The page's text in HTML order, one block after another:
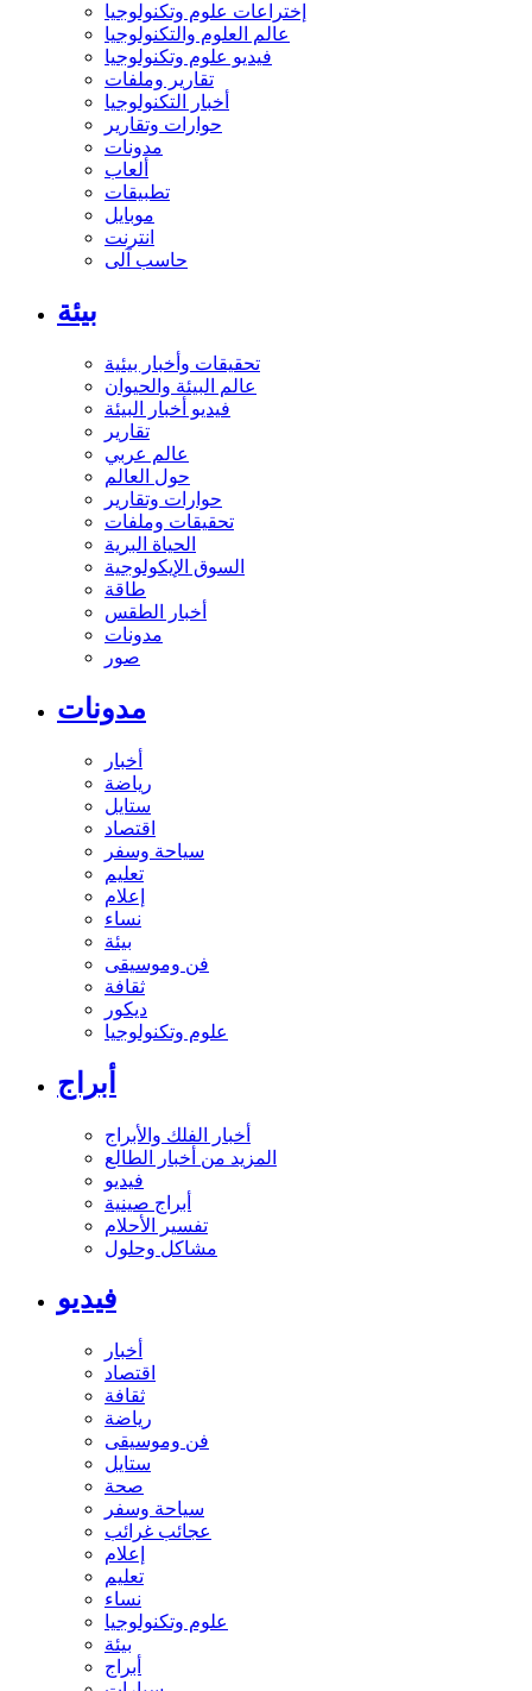
إختراعات علوم وتكنولوجيا
عالم العلوم والتكنولوجيا
فيديو علوم وتكنولوجيا
تقارير وملفات
أخبار التكنولوجيا
حوارات وتقارير
مدونات
ألعاب
تطبيقات
موبايل
انترنت
حاسب آلى
بيئة
تحقيقات وأخبار بيئية
عالم البيئة والحيوان
فيديو أخبار البيئة
تقارير
عالم عربي
حول العالم
حوارات وتقارير
تحقيقات وملفات
الحياة البرية
السوق الإيكولوجية
طاقة
أخبار الطقس
مدونات
صور
مدونات
أخبار
رياضة
ستايل
اقتصاد
سياحة وسفر
تعليم
إعلام
نساء
بيئة
فن وموسيقى
ثقافة
ديكور
علوم وتكنولوجيا
أبراج
أخبار الفلك والأبراج
المزيد من أخبار الطالع
فيديو
أبراج صينية
تفسير الأحلام
مشاكل وحلول
فيديو
أخبار
اقتصاد
ثقافة
رياضة
فن وموسيقى
ستايل
صحة
سياحة وسفر
عجائب غرائب
إعلام
تعليم
نساء
علوم وتكنولوجيا
بيئة
أبراج